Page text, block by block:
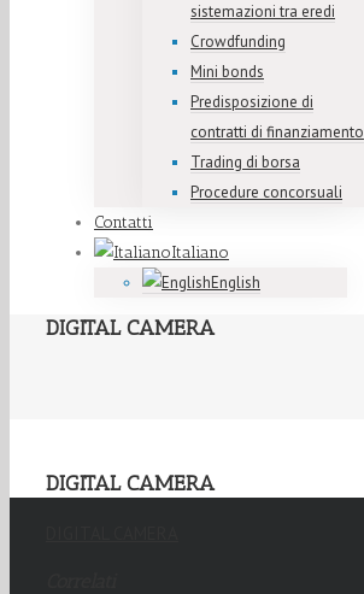
sistemazioni tra eredi
Crowdfunding
Mini bonds
Predisposizione di
contratti di finanziamento
Trading di borsa
Procedure concorsuali
Contatti
Italiano
English
DIGITAL CAMERA
DIGITAL CAMERA